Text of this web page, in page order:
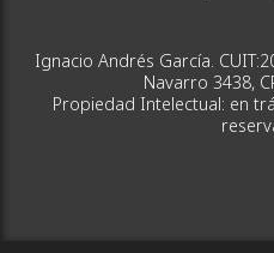
Ignacio Andrés García.
Navarro 3438,
Propiedad Intelectual: en